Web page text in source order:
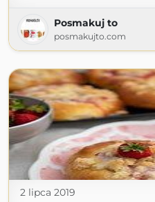
Posmakuj to
posmakujto.com
2 lipca 2019